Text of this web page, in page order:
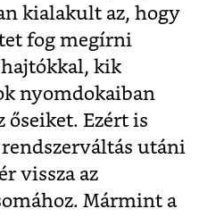
kialakult az, hogy
fog megírni
kik
nyomdokaiban
őseiket. Ezért is
utáni
vissza az
Mármint a